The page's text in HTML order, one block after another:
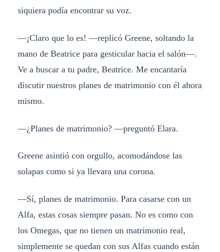
siquiera podía encontrar su voz.
—¡Claro que lo es! —replicó Greene, soltando la
mano de Beatrice para gesticular hacia el salón—.
Ve a buscar a tu padre, Beatrice. Me encantaría
discutir nuestros planes de matrimonio con él ahora
mismo.
—¿Planes de matrimonio? —preguntó Elara.
Greene asintió con orgullo, acomodándose las
solapas como si ya llevara una corona.
—Sí, planes de matrimonio. Para casarse con un
Alfa, estas cosas siempre pasan. No es como con
los Omegas, que no tienen un matrimonio real,
simplemente se quedan con sus Alfas cuando están